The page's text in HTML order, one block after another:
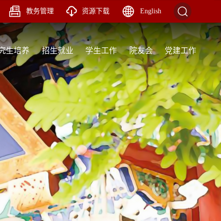
教务管理 资源下载 English
生培养 招生就业 学生工作 院友会 党建工作